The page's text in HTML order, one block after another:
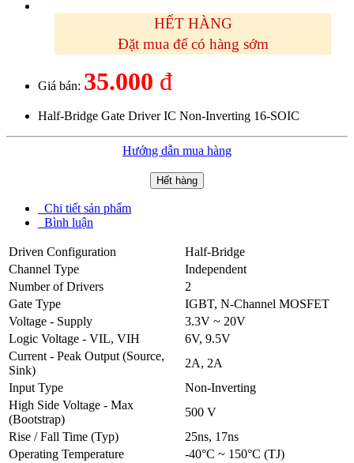
HẾT HÀNG
Đặt mua để có hàng sớm
Giá bán: 35.000 đ
Half-Bridge Gate Driver IC Non-Inverting 16-SOIC
Hướng dẫn mua hàng
Hết hàng
Chi tiết sản phẩm
Bình luận
Driven Configuration
Half-Bridge
Channel Type
Independent
Number of Drivers
2
Gate Type
IGBT, N-Channel MOSFET
Voltage - Supply
3.3V ~ 20V
Logic Voltage - VIL, VIH
6V, 9.5V
Current - Peak Output (Source,
Sink)
2A, 2A
Input Type
Non-Inverting
High Side Voltage - Max
(Bootstrap)
500 V
Rise / Fall Time (Typ)
25ns, 17ns
Operating Temperature
-40°C ~ 150°C (TJ)